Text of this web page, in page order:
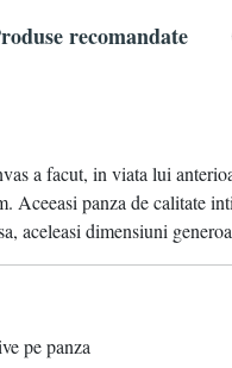
recomandate
a facut, in viata lui
Aceeasi panza de calitate
aceleasi dimensiuni
pe panza